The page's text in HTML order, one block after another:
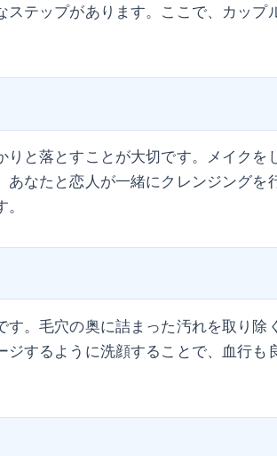
テップがあります。ここで、カップ
りと落とすことが大切です。メイクを
あなたと恋人が一緒にクレンジングを
す。毛穴の奥に詰まった汚れを取り除
するように洗顔することで、血行も